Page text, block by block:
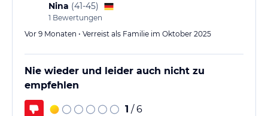
Nina (41-45)
1 Bewertungen
Vor 9 Monaten • Verreist als Familie im Oktober 2025
Nie wieder und leider auch nicht zu
empfehlen
1 / 6